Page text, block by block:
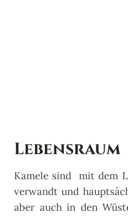
Lebensraum
Kamele sind mit dem
verwandt und
aber auch in den